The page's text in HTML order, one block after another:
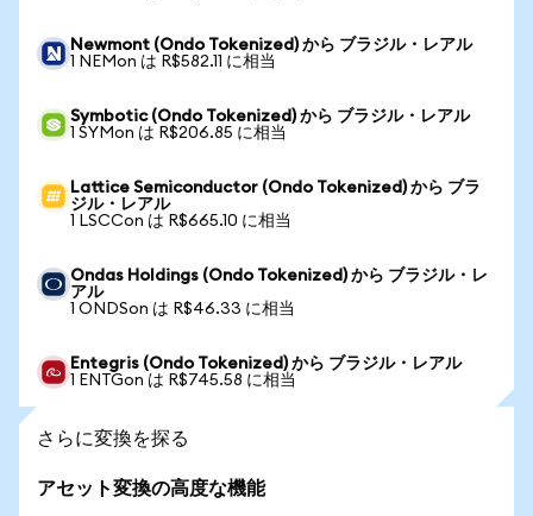
Newmont (Ondo Tokenized) から ブラジル・レアル
1 NEMon は R$582.11 に相当
Symbotic (Ondo Tokenized) から ブラジル・レアル
1 SYMon は R$206.85 に相当
Lattice Semiconductor (Ondo Tokenized) から ブラ
ジル・レアル
1 LSCCon は R$665.10 に相当
Ondas Holdings (Ondo Tokenized) から ブラジル・レ
アル
1 ONDSon は R$46.33 に相当
Entegris (Ondo Tokenized) から ブラジル・レアル
1 ENTGon は R$745.58 に相当
さらに変換を探る
アセット変換の高度な機能